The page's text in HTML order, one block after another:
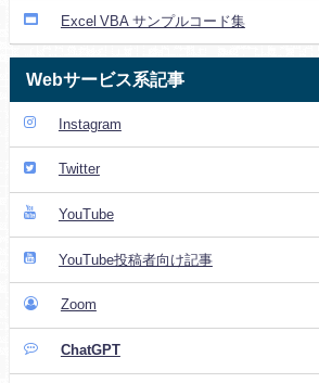
Excel VBA サンプルコード集
Webサービス系記事
Instagram
Twitter
YouTube
YouTube投稿者向け記事
Zoom
ChatGPT